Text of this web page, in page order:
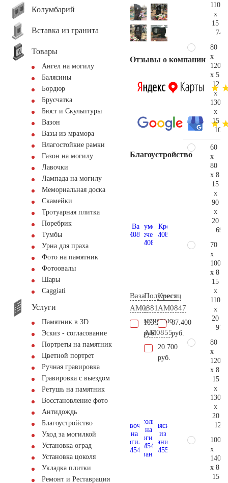
Колумбарий
Вставка из гранита
Товары
Ангел на могилу
Балясины
Бордюр
Брусчатка
Бюст и Скульптуры
Вазон
Вазы из мрамора
Влагостойкие рамки
Газон на могилу
Лавочки
Лампада на могилу
Мемориальная доска
Скамейки
Тротуарная плитка
Поребрик
Тумбы
Урна для праха
Фото на памятник
Фотоовалы
Шары
Сaggiati
Услуги
Памятник в 3D
Эскиз - согласование
Портреты на памятник
Цветной портрет
Ручная гравировка
Гравировка с выездом
Ретушь на памятник
Восстановление фото
Антидождь
Благоустройство
Уход за могилкой
Установка оград
Установка цоколя
Укладка плитки
Ремонт и Реставрация
Отзывы о компании
Благоустройство
Ваза
AM0881
103.200
руб.
Полумесяц
с
мечетью
AM0855
20.700
руб.
Крест
AM0847
87.400
руб.
110
x
15
80
x
120
x 5
12
x
130
x
15
60
x
80
x 8
15
x
90
x
20
70
x
100
x 8
15
x
110
x
20
80
x
120
x 8
15
x
130
x
20
100
x
140
x 8
15